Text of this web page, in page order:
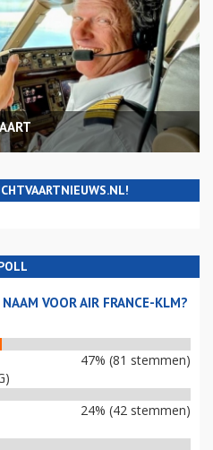
VOOR AIR FRANCE-KLM?
47% (81 stemmen)
24% (42 stemmen)